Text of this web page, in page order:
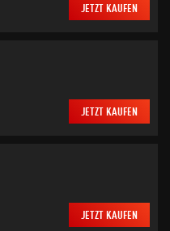
JETZT KAUFEN
JETZT KAUFEN
JETZT KAUFEN